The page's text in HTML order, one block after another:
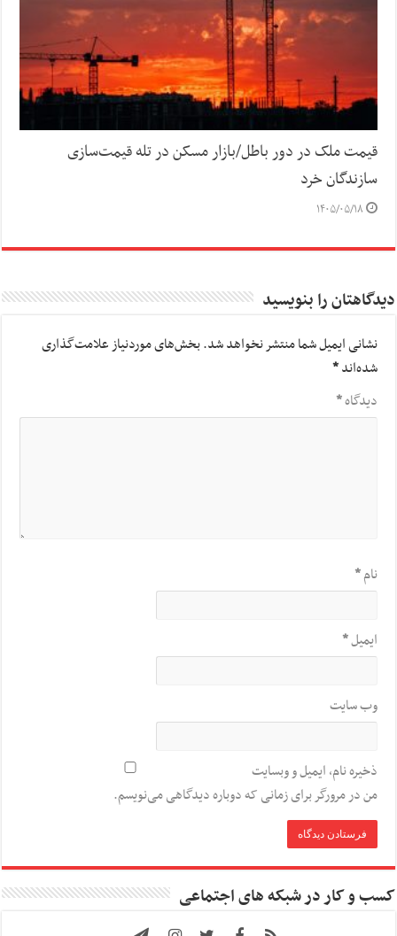
قیمت ملک در دور باطل/بازار مسکن در تله قیمت‌سازی
سازندگان خرد
۱۴۰۵/۰۵/۱۸
دیدگاهتان را بنویسید
نشانی ایمیل شما منتشر نخواهد شد.بخش‌های موردنیاز علامت‌گذاری
شده‌اند*
دیدگاه*
نام*
ایمیل*
وب‌ سایت
ذخیره نام، ایمیل و وبسایت
من در مرورگر برای زمانی که دوباره دیدگاهی می‌نویسم.
کسب و کار در شبکه های اجتماعی